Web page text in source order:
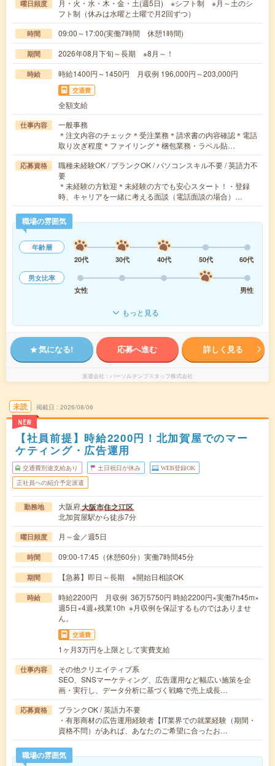
曜日頻度
月・火・水・木・金・土(週5日) ※シフト制 ※月～土のシ
フト制（休みは水曜と土曜で月2回ずつ）
時間 09:00～17:00(実働7時間 休憩1時間)
期間 2026年08月下旬～長期 ※8月～！
時給 時給1400円～1450円 月収例 196,000円～203,000円
交通費
全額支給
仕事内容
一般事務
＊注文内容のチェック＊受注業務＊請求書の内容確認＊電話
取り次ぎ程度＊ファイリング＊梱包業務・ラベル貼…
応募資格
職種未経験OK / ブランクOK / パソコンスキル不要 / 英語力不
要
＊未経験の方歓迎＊未経験の方でも安心スタート！・登録
時、キャリアを一緒に考える面談（電話面談の場合）…
職場の雰囲気
年齢層
20代
30代 40代 50代
60代
男女比率
女性
男性
もっと見る
気になる! 応募へ進む 詳しく見る
派遣会社 パーソルテンプスタッフ株式会社
未読
NEW
掲載日 2026/08/06
【社員前提】時給2200円！北加賀屋でのマー
ケティング・広告運用
交通費別途支給あり 土日祝日が休み WEB登録OK
正社員への紹介予定派遣
勤務地 大阪府大阪市住之江区
北加賀屋駅から徒歩7分
曜日頻度 月～金／週5日
時間 09:00-17:45（休憩60分）実働7時間45分
期間 【急募】即日～長期 ※開始日相談OK
時給
時給2200円 月収例 36万5750円 時給2200円×実働7h45m×
週5日×4週+残業10h ※月収例を保証するものではありませ
ん。
交通費
1ヶ月3万円を上限として実費支給
仕事内容
その他クリエイティブ系
SEO、SNSマーケティング、広告運用など幅広い施策を企
画・実行し、データ分析に基づく戦略で売上成長…
応募資格
ブランクOK / 英語力不要
・有形商材の広告運用経験者【IT業界での就業経験（期間・
資格不問）があれば、あなたのご希望に合ったお…
職場の雰囲気